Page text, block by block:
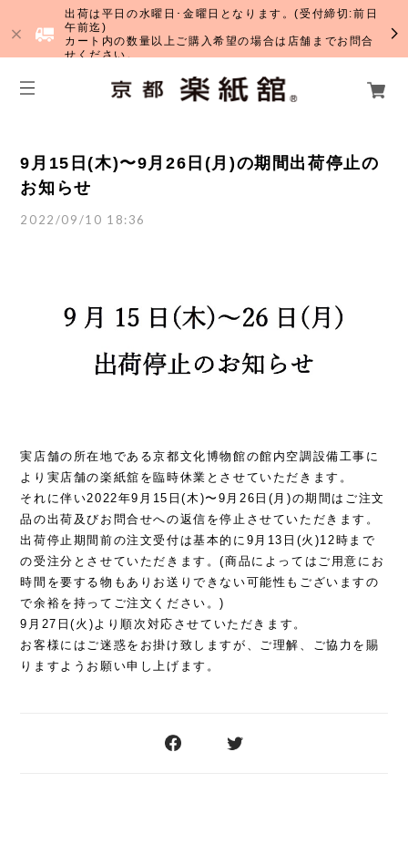
出荷は平日の水曜日･金曜日となります。(受付締切:前日
午前迄)
カート内の数量以上ご購入希望の場合は店舗までお問合
せください。
9月15日(木)〜9月26日(月)の期間出荷停止の
お知らせ
2022/09/10 18:36
実店舗の所在地である京都文化博物館の館内空調設備工事に
より実店舗の楽紙舘を臨時休業とさせていただきます。
それに伴い2022年9月15日(木)〜9月26日(月)の期間はご注文
品の出荷及びお問合せへの返信を停止させていただきます。
出荷停止期間前の注文受付は基本的に9月13日(火)12時まで
の受注分とさせていただきます。(商品によってはご用意にお
時間を要する物もありお送りできない可能性もございますの
で余裕を持ってご注文ください。)
9月27日(火)より順次対応させていただきます。
お客様には ご迷惑をお掛け致しますが、
ご理解、ご協力を賜
りますようお願い申し上げます。